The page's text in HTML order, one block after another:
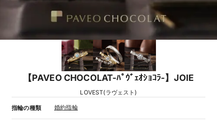
【PAVEO CHOCOLAT-ﾊﾟｳﾞｪｵｼｮｺﾗ-】JOIE
LOVEST(ラヴェスト)
指輪の種類 婚約指輪